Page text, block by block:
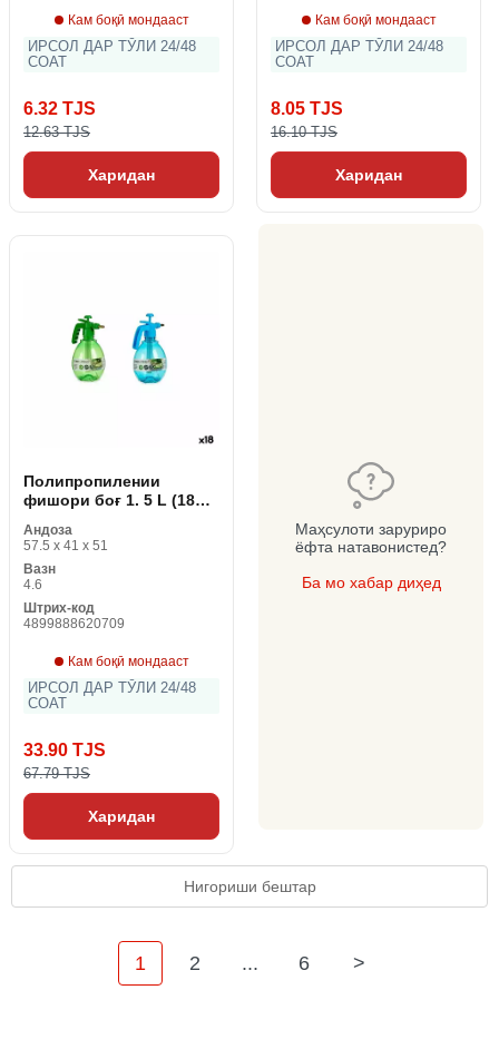
Кам боқӣ мондааст
ИРСОЛ ДАР ТӮЛИ 24/48
СОАТ
6.32 TJS
12.63 TJS
Харидан
Кам боқӣ мондааст
ИРСОЛ ДАР ТӮЛИ 24/48
СОАТ
8.05 TJS
16.10 TJS
Харидан
Полипропилении
фишори боғ 1. 5 L (18
Андоза
57.5 x 41 x 51
Вазн
4.6
Штрих-код
4899888620709
Кам боқӣ мондааст
ИРСОЛ ДАР ТӮЛИ 24/48
СОАТ
33.90 TJS
67.79 TJS
Харидан
Маҳсулоти заруриро
ёфта натавонистед?
Ба мо хабар диҳед
Нигориши бештар
1 2 ... 6 >